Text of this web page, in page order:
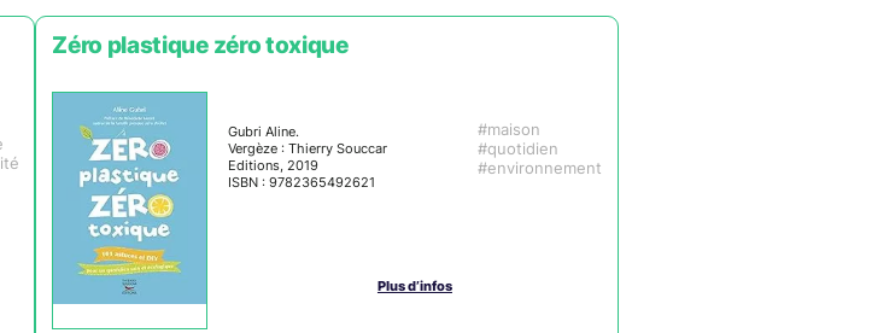
Zéro plastique zéro toxique
Gubri Aline.
Vergèze : Thierry Souccar
Editions, 2019
ISBN : 9782365492621
maison
quotidien
environnement
Plus d’infos